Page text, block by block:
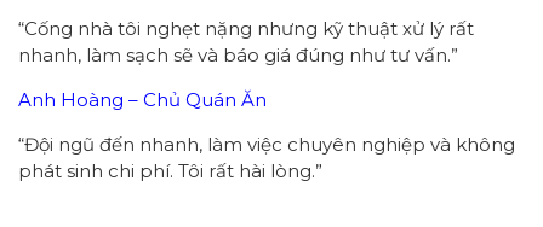
“Cống nhà tôi nghẹt nặng nhưng kỹ thuật xử lý rất
nhanh, làm sạch sẽ và báo giá đúng như tư vấn.”
Anh Hoàng – Chủ Quán Ăn
“Đội ngũ đến nhanh, làm việc chuyên nghiệp và không
phát sinh chi phí. Tôi rất hài lòng.”